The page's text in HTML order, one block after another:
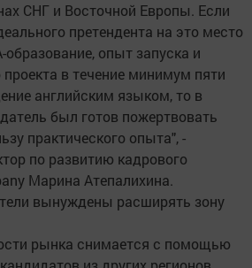
СНГ и Восточной Европы. Если
претендента на это место
опыт запуска и
в течение минимум пяти
английским языком, то в
был готов пожертвовать
практического опыта", -
по развитию кадрового
Марина Атепалихина.
вынуждены расширять зону
рынка снимается с помощью